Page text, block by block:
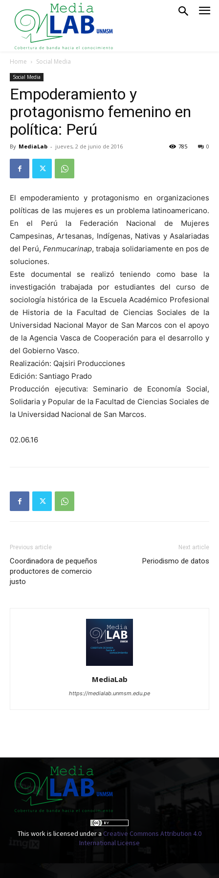
Home Social Media
Social Media
Empoderamiento y
protagonismo femenino en
política: Perú
By MediaLab - jueves, 2 de junio de 2016 0
785
El empoderamiento y protagonismo en organizaciones
políticas de las mujeres es un problema latinoamericano.
En el Perú la Federación Nacional de Mujeres
Campesinas, Artesanas, Indígenas, Nativas y Asalariadas
del Perú,Fenmucarinap, trabaja solidariamente en pos de
soluciones.
Este documental se realizó teniendo como base la
investigación trabajada por estudiantes del curso de
sociología histórica de la Escuela Académico Profesional
de Historia de la Facultad de Ciencias Sociales de la
Universidad Nacional Mayor de San Marcos con el apoyo
de la Agencia Vasca de Cooperación para el desarrollo y
del Gobierno Vasco.
Realización: Qajsiri Producciones
Edición: Santiago Prado
Producción ejecutiva: Seminario de Economía Social,
Solidaria y Popular de la Facultad de Ciencias Sociales de
la Universidad Nacional de San Marcos.
02.06.16
Previous article
Coordinadora de pequeños
productores de comercio
justo
Next article
Periodismo de datos
MediaLab
https://medialab.unmsm.edu.pe
This work is licensed under a Creative Commons Attribution 4.0
International License